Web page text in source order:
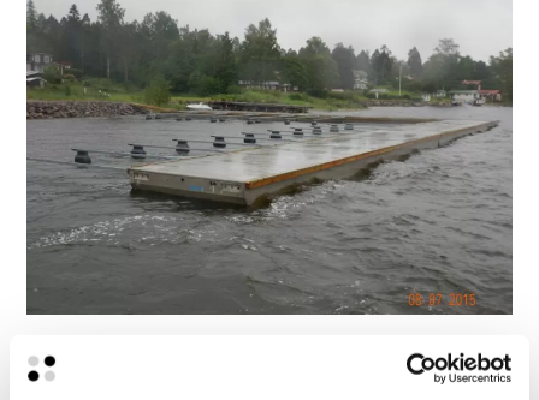
Engeltofta
80 meter vågbrytare levererad till Engeltofta, Gävle. Vågbrytaren